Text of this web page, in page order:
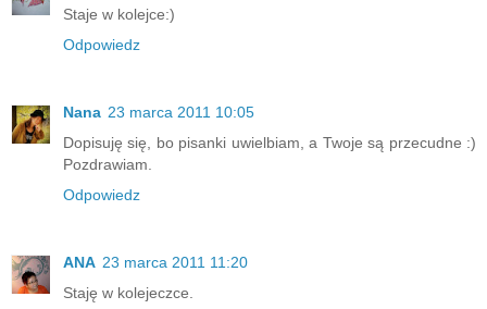
Staje w kolejce:)
Odpowiedz
Nana 23 marca 2011 10:05
Dopisuję się, bo pisanki uwielbiam, a Twoje są przecudne :)
Pozdrawiam.
Odpowiedz
ANA 23 marca 2011 11:20
Staję w kolejeczce.